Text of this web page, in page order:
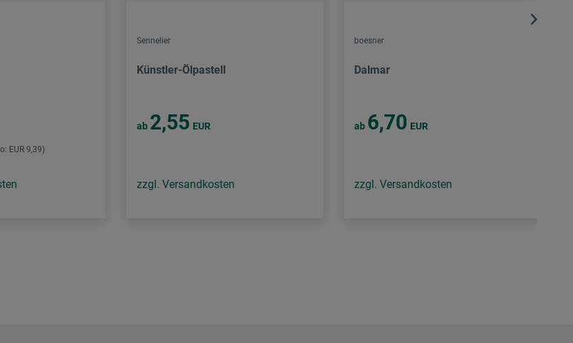
EUR 9,39)
Sennelier
Künstler-Ölpastell
ab 2,55 EUR
zzgl. Versandkosten
boesner
Dalmar
ab 6,70 EUR
zzgl. Versandkosten